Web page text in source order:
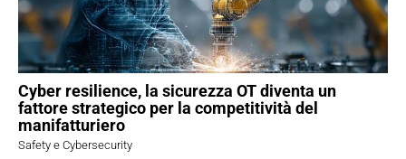
Cyber resilience, la sicurezza OT diventa un
fattore strategico per la competitività del
manifatturiero
Safety e Cybersecurity